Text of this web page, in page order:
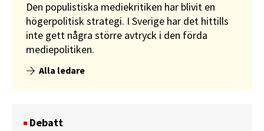
Den populistiska mediekritiken har blivit en
högerpolitisk strategi. I Sverige har det hittills
inte gett några större avtryck i den förda
mediepolitiken.
Alla ledare
Debatt